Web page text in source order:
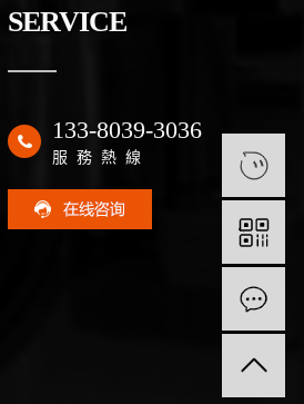
SERVICE
133-8039-3036
服務熱線